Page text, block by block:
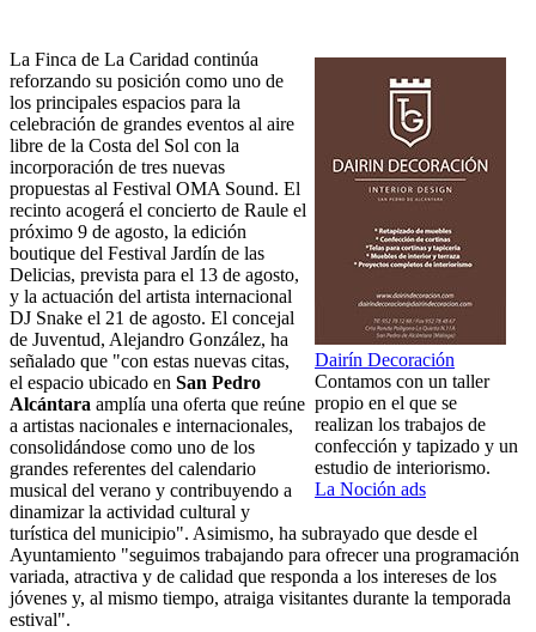
Dairín Decoración
Contamos con un taller
propio en el que se
realizan los trabajos de
confección y tapizado y un
estudio de interiorismo.
La Noción ads
La Finca de La Caridad continúa
reforzando su posición como uno de
los principales espacios para la
celebración de grandes eventos al aire
libre de la Costa del Sol con la
incorporación de tres nuevas
propuestas al Festival OMA Sound. El
recinto acogerá el concierto de Raule el
próximo 9 de agosto, la edición
boutique del Festival Jardín de las
Delicias, prevista para el 13 de agosto,
y la actuación del artista internacional
DJ Snake el 21 de agosto. El concejal
de Juventud, Alejandro González, ha
señalado que "con estas nuevas citas,
el espacio ubicado en San Pedro
Alcántara amplía una oferta que reúne
a artistas nacionales e internacionales,
consolidándose como uno de los
grandes referentes del calendario
musical del verano y contribuyendo a
dinamizar la actividad cultural y
turística del municipio". Asimismo, ha subrayado que desde el
Ayuntamiento "seguimos trabajando para ofrecer una programación
variada, atractiva y de calidad que responda a los intereses de los
jóvenes y, al mismo tiempo, atraiga visitantes durante la temporada
estival".